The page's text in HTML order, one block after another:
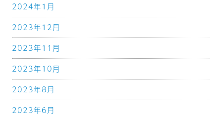
2024年1月
2023年12月
2023年11月
2023年10月
2023年8月
2023年6月